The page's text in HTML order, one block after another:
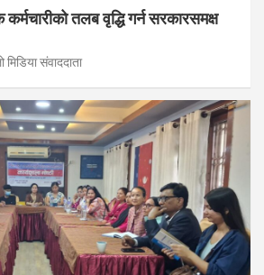
तलब वृद्धि गर्न सरकारसमक्ष
मिडिया संवाददाता